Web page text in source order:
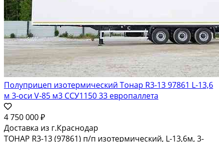
Полуприцеп изотермический Тонар R3-13 97861 L-13,6
м 3-оси V-85 м3 ССУ1150 33 европаллета
4 750 000 ₽
Доставка из г.Краснодар
ТОНАР R3-13 (97861) п/п изотермический, L-13,6м, 3-